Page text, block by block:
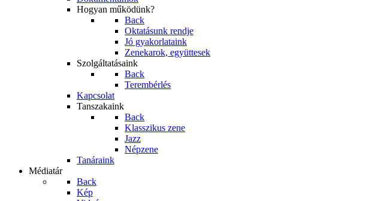
Hogyan működünk?
Back
Oktatásunk rendje
Jó gyakorlataink
Zenekarok, együttesek
Szolgáltatásaink
Back
Terembérlés
Kapcsolat
Tanszakaink
Back
Klasszikus zene
Jazz
Népzene
Tanáraink
Médiatár
Back
Kép